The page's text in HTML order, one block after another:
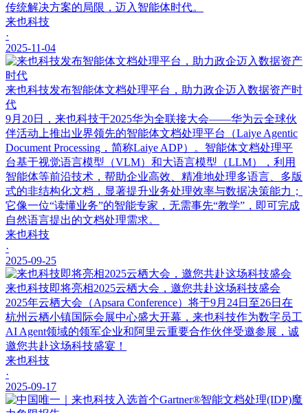
传统解决方案的局限，迈入智能体时代。
来也科技
·
2025-11-04
来也科技发布智能体文档处理平台，助力政企迈入数据资产时
代
9月20日，来也科技于2025华为全联接大会——华为云全球伙
伴活动上推出业界领先的智能体文档处理平台（Laiye Agentic
Document Processing，简称Laiye ADP）。智能体文档处理平
台基于视觉语言模型（VLM）和大语言模型（LLM），利用
智能体等前沿技术，帮助企业高效、精准地处理多语言、多版
式的非结构化文档，显著提升业务处理效率与数据决策能力；
它像一位“读懂业务”的智能专家，无需事先“教学”，即可完成
自然语言提出的文档处理需求。
来也科技
·
2025-09-25
来也科技即将亮相2025云栖大会，邀您共赴这场科技盛会
2025年云栖大会（Apsara Conference）将于9月24日至26日在
杭州云栖小镇国际会展中心盛大开幕，来也科技作为数字员工
AI Agent领域的领军企业和阿里云重要合作伙伴受邀参展，诚
邀您共赴这场科技盛宴！
来也科技
·
2025-09-17